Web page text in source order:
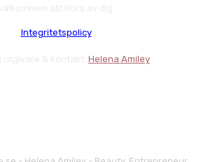
Integritetspolicy
Helena Amiley